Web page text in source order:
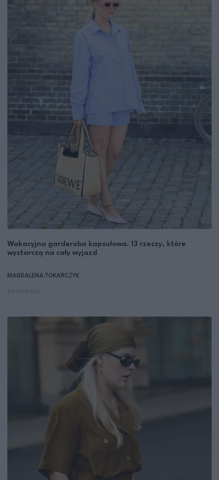
Wakacyjna garderoba kapsułowa. 13 rzeczy, które
wystarczą na cały wyjazd
MAGDALENA TOKARCZYK